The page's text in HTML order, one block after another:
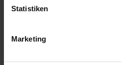
Statistiken
Marketing
Fahrradparkhaus Bedburg
Mehr Komfort und